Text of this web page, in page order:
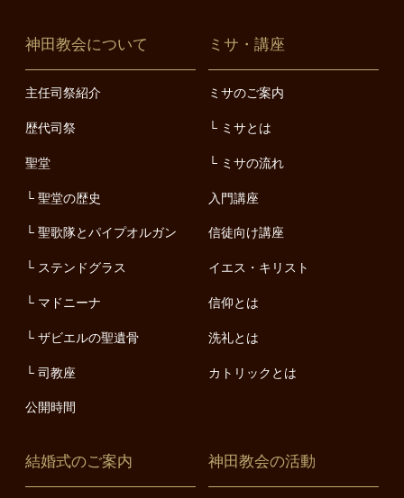
神田教会について
主任司祭紹介
歴代司祭
聖堂
聖堂の歴史
聖歌隊とパイプオルガン
ステンドグラス
マドニーナ
ザビエルの聖遺骨
司教座
公開時間
ミサ・講座
ミサのご案内
ミサとは
ミサの流れ
入門講座
信徒向け講座
イエス・キリスト
信仰とは
洗礼とは
カトリックとは
結婚式のご案内 神田教会の活動